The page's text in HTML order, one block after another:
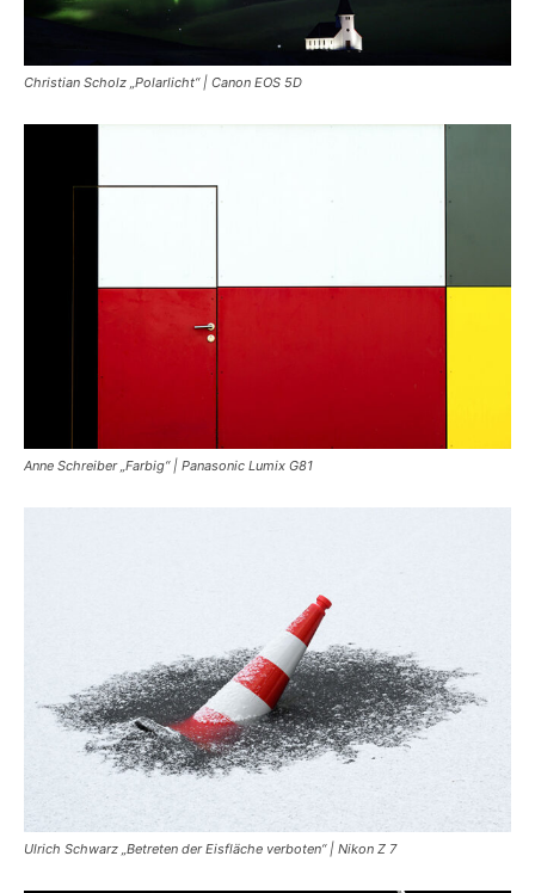
Christian Scholz „Polarlicht“ | Canon EOS 5D
Anne Schreiber „Farbig“ | Panasonic Lumix G81
Ulrich Schwarz „Betreten der Eisfläche verboten“ | Nikon Z 7